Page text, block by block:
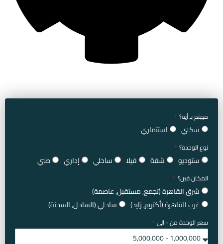
مهتم بـ أيه؟
سكني استثماري
نوع الوحدة؟
ستوديو شقة فيلا ساحلي إداري طبي
المكان فين؟
شرق القاهرة (تجمع, مستقبل, عاصمة)
غرب القاهرة (أكتوبر, زايد)
ساحلي (الساحل, السخنة)
سعر الوحدة من - الى